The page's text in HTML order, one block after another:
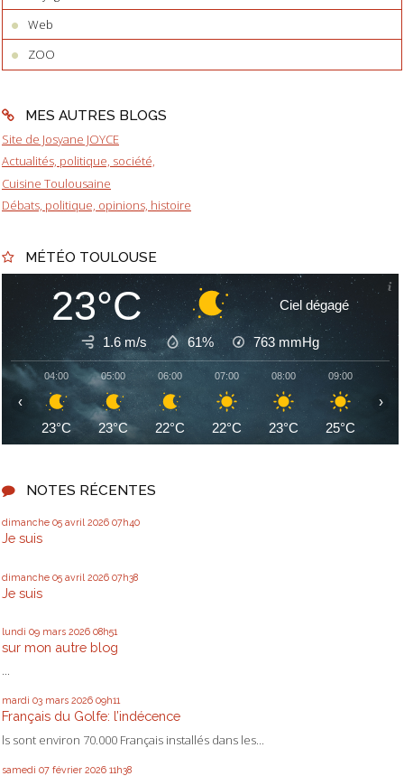
Web
ZOO
MES AUTRES BLOGS
Site de Josyane JOYCE
Actualités, politique, société,
Cuisine Toulousaine
Débats, politique, opinions, histoire
MÉTÉO TOULOUSE
23°C Ciel dégagé
1.6 m/s 61% 763 mmHg
04:00
23°C
05:00
23°C
06:00
22°C
07:00
22°C
08:00
23°C
09:00
25°C
‹ ›
NOTES RÉCENTES
dimanche 05 avril 2026 07h40
Je suis
dimanche 05 avril 2026 07h38
Je suis
lundi 09 mars 2026 08h51
sur mon autre blog
...
mardi 03 mars 2026 09h11
Français du Golfe: l’indécence
ls sont environ 70.000 Français installés dans les...
samedi 07 février 2026 11h38